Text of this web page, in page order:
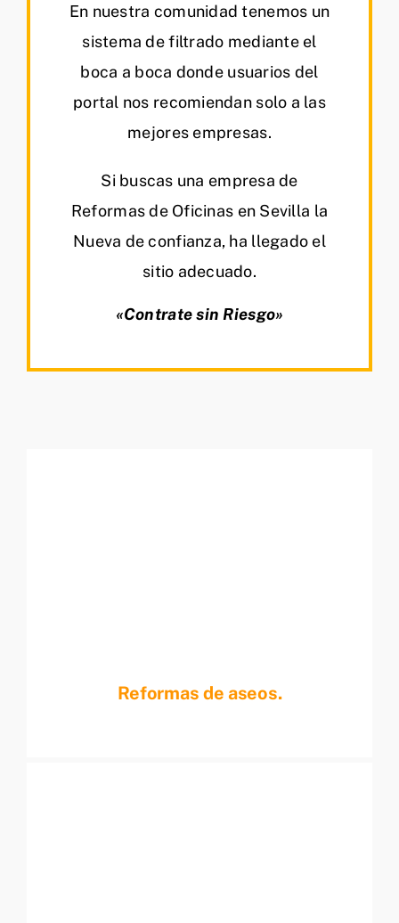
En nuestra comunidad tenemos un
sistema de filtrado mediante el
boca a boca donde usuarios del
portal nos recomiendan solo a las
mejores empresas.
Si buscas una empresa de
Reformas de Oficinas en Sevilla la
Nueva de confianza, ha llegado el
sitio adecuado.
«Contrate sin Riesgo»
Reformas de aseos.